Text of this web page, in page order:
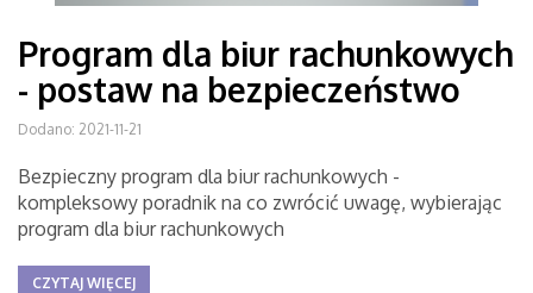
Program dla biur rachunkowych
- postaw na bezpieczeństwo
Dodano: 2021-11-21
Bezpieczny program dla biur rachunkowych -
kompleksowy poradnik na co zwrócić uwagę, wybierając
program dla biur rachunkowych
CZYTAJ WIĘCEJ